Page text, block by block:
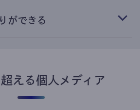
ができる
える個人メディア